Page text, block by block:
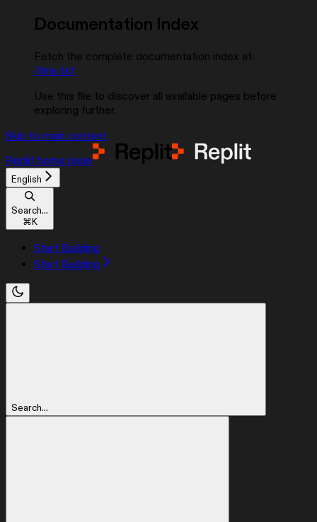
Documentation Index
Fetch the complete documentation index at:
/llms.txt
Use this file to discover all available pages before
exploring further.
Skip to main content
Replit home page
English
Search...
⌘K
Start Building
Start Building
Search...